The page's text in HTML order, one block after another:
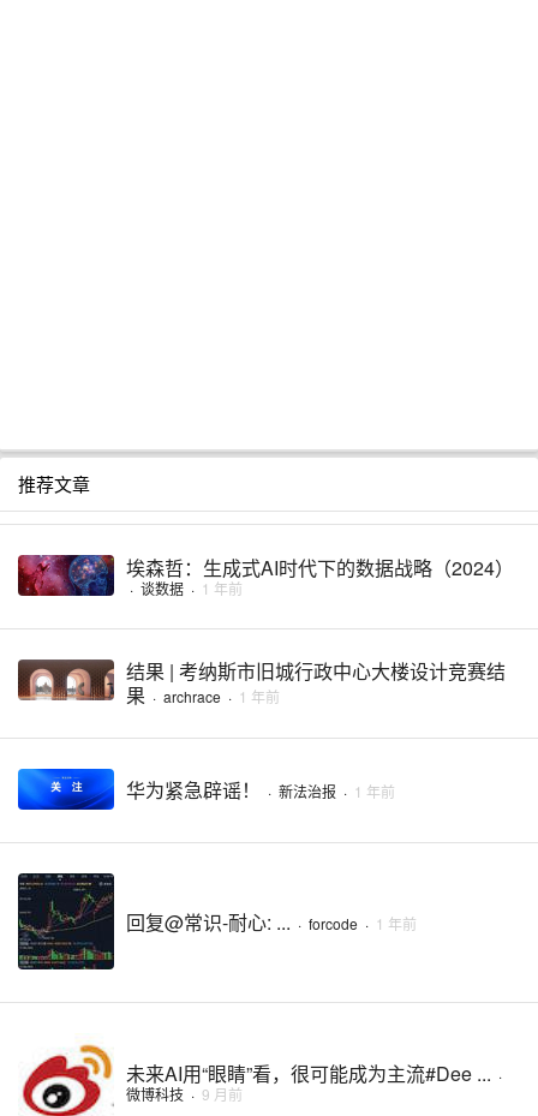
推荐文章
埃森哲：生成式AI时代下的数据战略（2024）
· 谈数据 · 1 年前
结果 | 考纳斯市旧城行政中心大楼设计竞赛结
果 · archrace · 1 年前
华为紧急辟谣！ · 新法治报 · 1 年前
回复@常识-耐心: ... · forcode · 1 年前
未来AI用“眼睛”看，很可能成为主流#Dee ... ·
微博科技 · 9 月前